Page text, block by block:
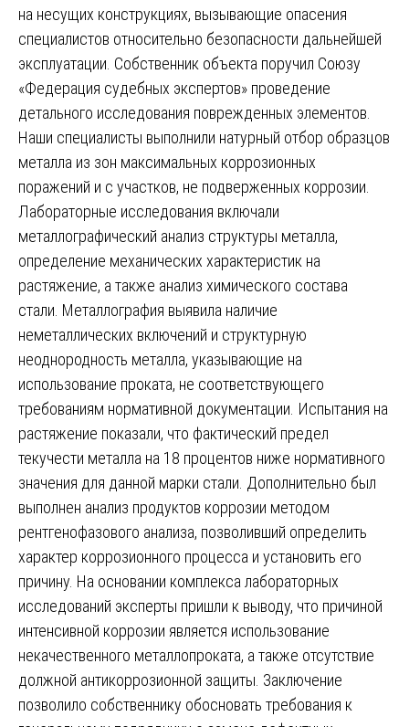
на несущих конструкциях, вызывающие опасения
специалистов относительно безопасности дальнейшей
эксплуатации. Собственник объекта поручил Союзу
«Федерация судебных экспертов» проведение
детального исследования поврежденных элементов.
Наши специалисты выполнили натурный отбор образцов
металла из зон максимальных коррозионных
поражений и с участков, не подверженных коррозии.
Лабораторные исследования включали
металлографический анализ структуры металла,
определение механических характеристик на
растяжение, а также анализ химического состава
стали. Металлография выявила наличие
неметаллических включений и структурную
неоднородность металла, указывающие на
использование проката, не соответствующего
требованиям нормативной документации. Испытания на
растяжение показали, что фактический предел
текучести металла на 18 процентов ниже нормативного
значения для данной марки стали. Дополнительно был
выполнен анализ продуктов коррозии методом
рентгенофазового анализа, позволивший определить
характер коррозионного процесса и установить его
причину. На основании комплекса лабораторных
исследований эксперты пришли к выводу, что причиной
интенсивной коррозии является использование
некачественного металлопроката, а также отсутствие
должной антикоррозионной защиты. Заключение
позволило собственнику обосновать требования к